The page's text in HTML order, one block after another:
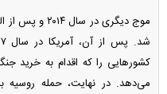
موج دیگری در
کشور‌هایی را که اقدام به خرید